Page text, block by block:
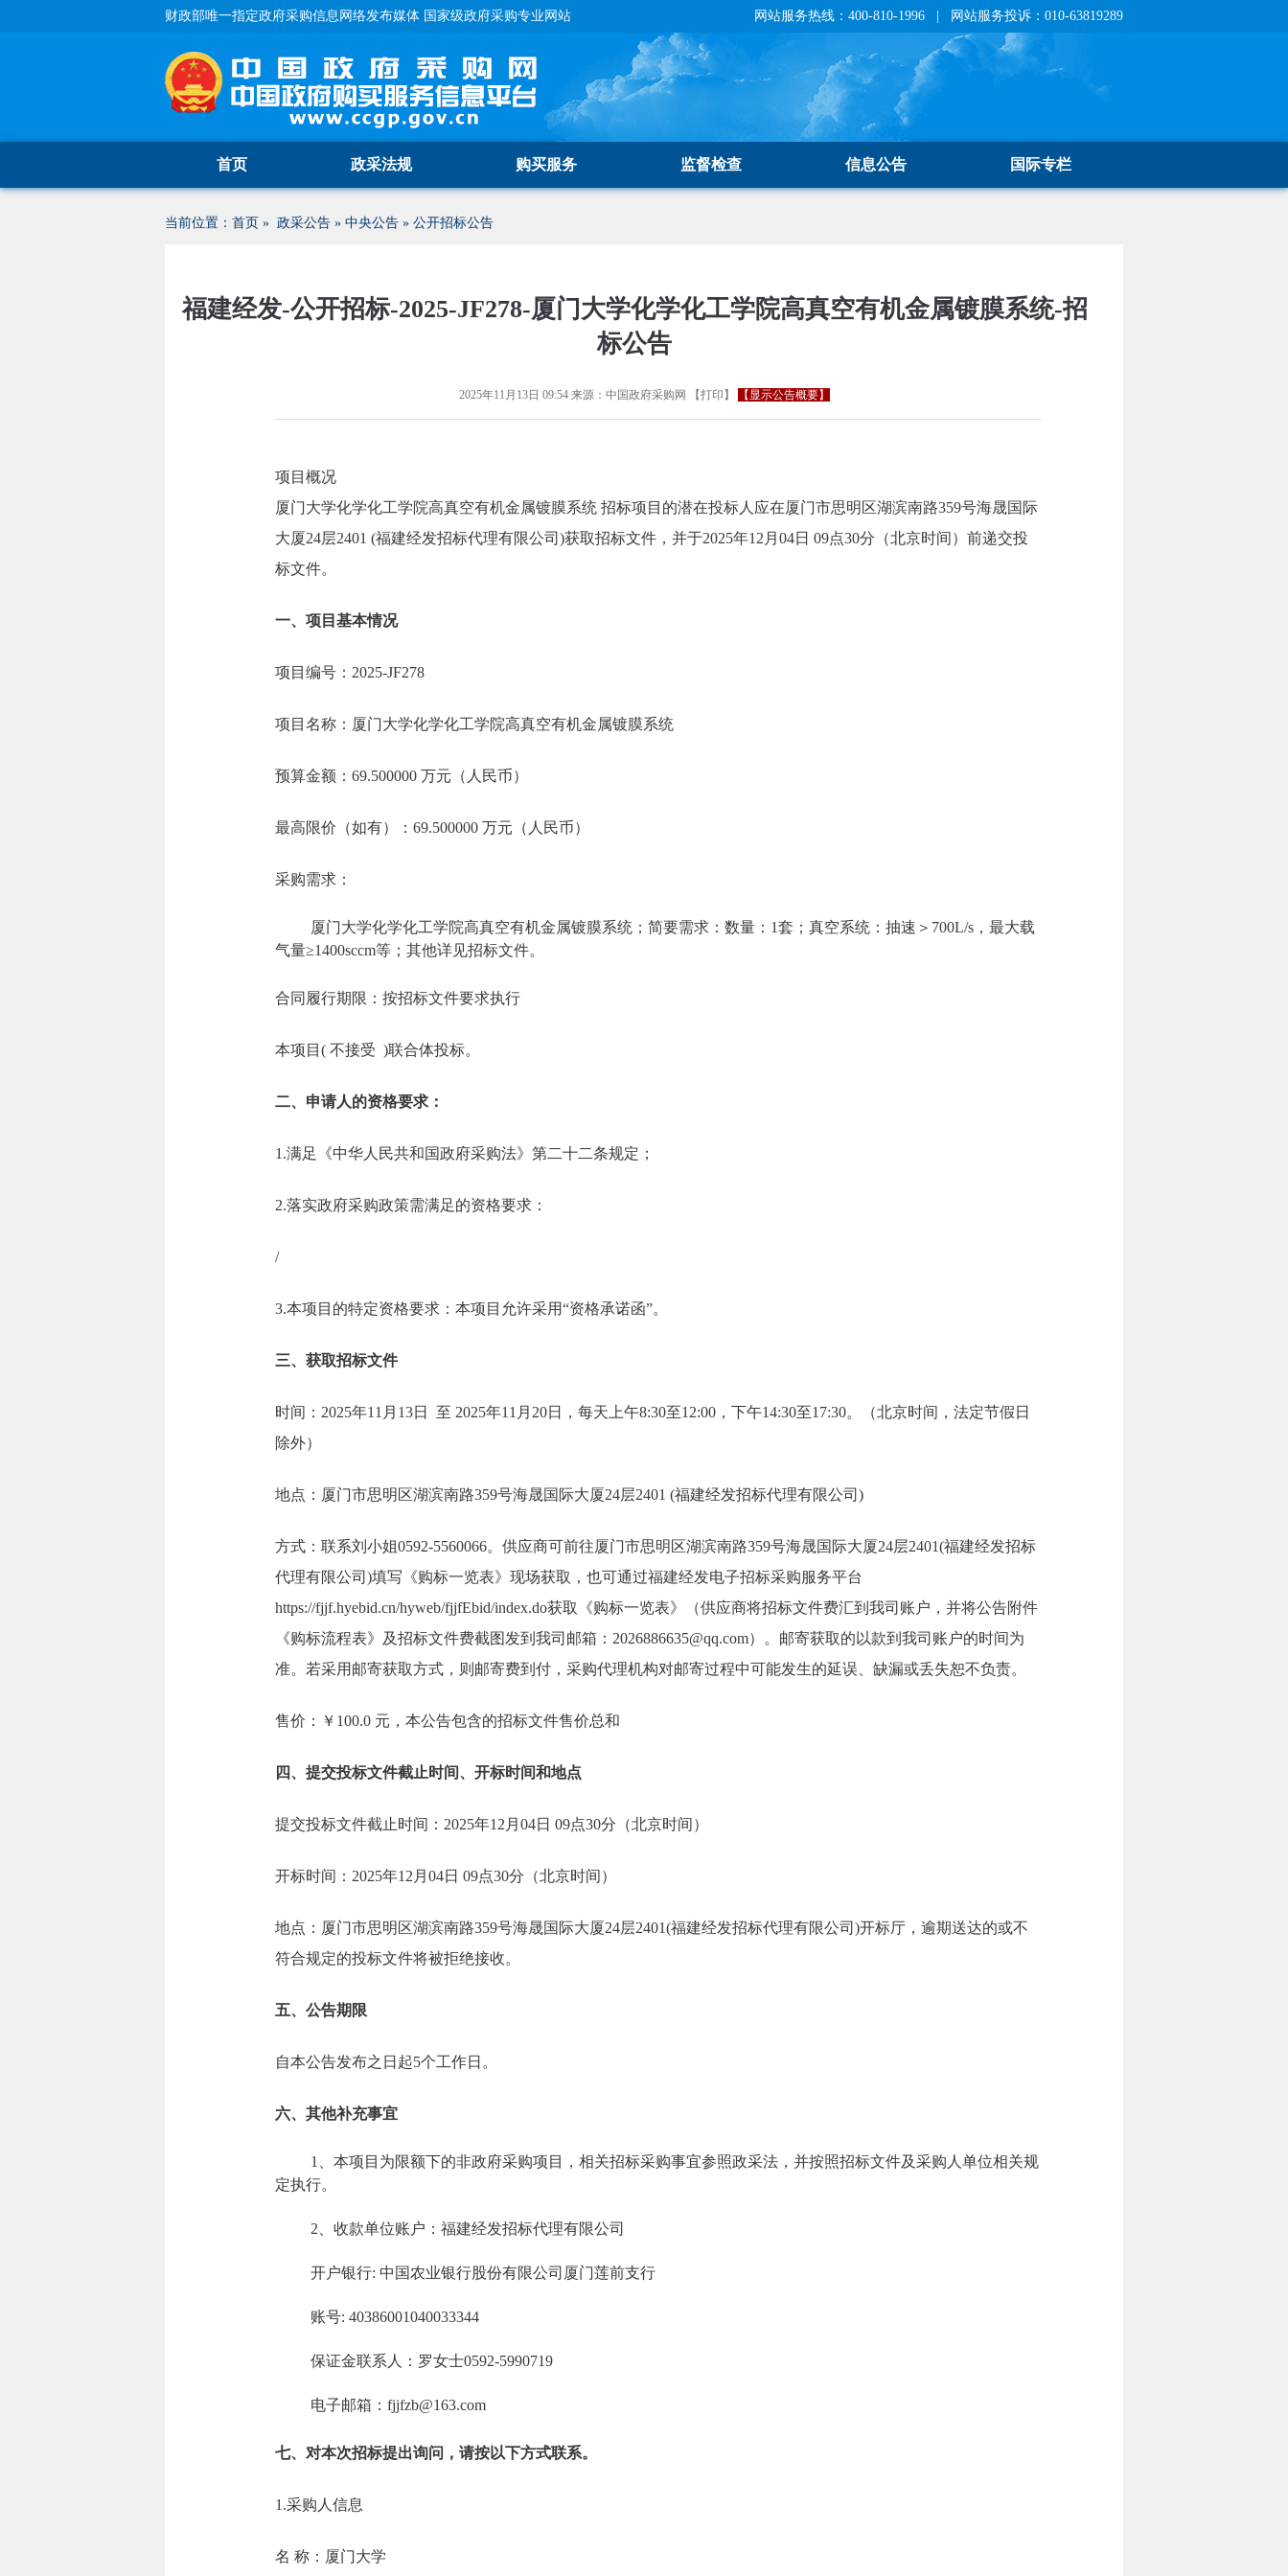
财政部唯一指定政府采购信息网络发布媒体 国家级政府采购专业网站 网站服务热线：400-810-1996 | 网站服务投诉：010-63819289
首页 政采法规 购买服务 监督检查 信息公告 国际专栏
当前位置： 首页 » 政采公告 » 中央公告 » 公开招标公告
福建经发-公开招标-2025-JF278-厦门大学化学化工学院高真空有机金属镀膜系统-招
标公告
2025年11月13日 09:54来源： 中国政府采购网 【打印 】 【显示公告概要】
项目概况
厦门大学化学化工学院高真空有机金属镀膜系统 招标项目的潜在投标人应在厦门市思明区湖滨南路359号海晟国际
大厦24层2401 (福建经发招标代理有限公司)获取招标文件，并于2025年12月04日 09点30分（北京时间）前递交投
标文件。
一、项目基本情况
项目编号：2025-JF278
项目名称：厦门大学化学化工学院高真空有机金属镀膜系统
预算金额：69.500000 万元（人民币）
最高限价（如有）：69.500000 万元（人民币）
采购需求：
厦门大学化学化工学院高真空有机金属镀膜系统；简要需求：数量：1套；真空系统：抽速＞700L/s，最大载
气量≥1400sccm等；其他详见招标文件。
合同履行期限：按招标文件要求执行
本项目( 不接受 )联合体投标。
二、申请人的资格要求：
1.满足《中华人民共和国政府采购法》第二十二条规定；
2.落实政府采购政策需满足的资格要求：
/
3.本项目的特定资格要求：本项目允许采用“资格承诺函”。
三、获取招标文件
时间：2025年11月13日 至 2025年11月20日，每天上午8:30至12:00，下午14:30至17:30。（北京时间，法定节假日
除外）
地点：厦门市思明区湖滨南路359号海晟国际大厦24层2401 (福建经发招标代理有限公司)
方式：联系刘小姐0592-5560066。供应商可前往厦门市思明区湖滨南路359号海晟国际大厦24层2401(福建经发招标
代理有限公司)填写《购标一览表》现场获取，也可通过福建经发电子招标采购服务平台
https://fjjf.hyebid.cn/hyweb/fjjfEbid/index.do获取《购标一览表》（供应商将招标文件费汇到我司账户，并将公告附件
《购标流程表》及招标文件费截图发到我司邮箱：2026886635@qq.com）。邮寄获取的以款到我司账户的时间为
准。若采用邮寄获取方式，则邮寄费到付，采购代理机构对邮寄过程中可能发生的延误、缺漏或丢失恕不负责。
售价：￥100.0 元，本公告包含的招标文件售价总和
四、提交投标文件截止时间、开标时间和地点
提交投标文件截止时间：2025年12月04日 09点30分（北京时间）
开标时间：2025年12月04日 09点30分（北京时间）
地点：厦门市思明区湖滨南路359号海晟国际大厦24层2401(福建经发招标代理有限公司)开标厅，逾期送达的或不
符合规定的投标文件将被拒绝接收。
五、公告期限
自本公告发布之日起5个工作日。
六、其他补充事宜
1、本项目为限额下的非政府采购项目，相关招标采购事宜参照政采法，并按照招标文件及采购人单位相关规
定执行。
2、收款单位账户：福建经发招标代理有限公司
开户银行: 中国农业银行股份有限公司厦门莲前支行
账号: 40386001040033344
保证金联系人：罗女士0592-5990719
电子邮箱：fjjfzb@163.com
七、对本次招标提出询问，请按以下方式联系。
1.采购人信息
名 称：厦门大学